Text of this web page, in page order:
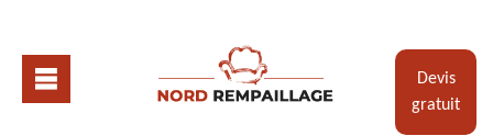
Devis
gratuit